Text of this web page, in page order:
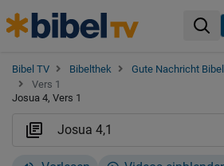
Bibel TV Bibelthek Gute Nachricht Bibel
Vers 1
Josua 4, Vers 1